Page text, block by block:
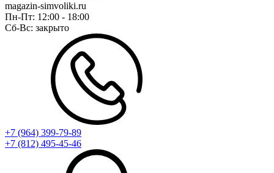
magazin-simvoliki.ru
Пн-Пт: 12:00 - 18:00
Сб-Вс: закрыто
+7 (964) 399-79-89
+7 (812) 495-45-46